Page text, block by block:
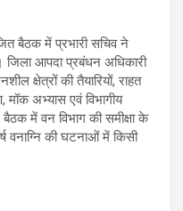
बैठक में प्रभारी सचिव ने
जिला आपदा प्रबंधन अधिकारी
क्षेत्रों की तैयारियों, राहत
मॉक अभ्यास एवं विभागीय
में वन विभाग की समीक्षा के
वनाग्नि की घटनाओं में किसी